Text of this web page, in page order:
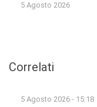
5 Agosto 2026
Correlati
5 Agosto 2026 - 15:18